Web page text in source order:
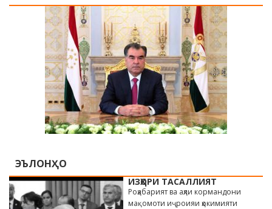
ЭЪЛОНҲО
ИЗҲОРИ ТАСАЛЛИЯТ
Роҳабарият ва аҳли кормандони
мақомоти иҷроияи ҳокимияти